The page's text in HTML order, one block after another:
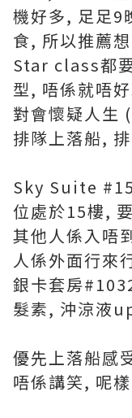
機好多, 足足9
食, 所以推薦
Star class都
型, 唔係就唔
對會懷疑人生
排隊上落船,
Sky Suite
位處於15樓,
其他人係入唔
人係外面行來
銀卡套房
髮素, 沖涼液
優先上落船感
唔係講笑, 呢